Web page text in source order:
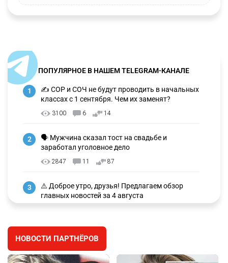
ПОПУЛЯРНОЕ В НАШЕМ TELEGRAM-КАНАЛЕ
1
✍️ СОР и СОЧ не будут проводить в начальных
классах с 1 сентября. Чем их заменят?
3100 6 14
2
🗣 Мужчина сказал тост на свадьбе и
заработал уголовное дело
2847 11 87
3
⚠️ Доброе утро, друзья! Предлагаем обзор
главных новостей за 4 августа
4
🗣Глава государства направил телеграмму
соболезнования родным и близким Халық
қаһарманы Ивана Гапича
НОВОСТИ ПАРТНЁРОВ